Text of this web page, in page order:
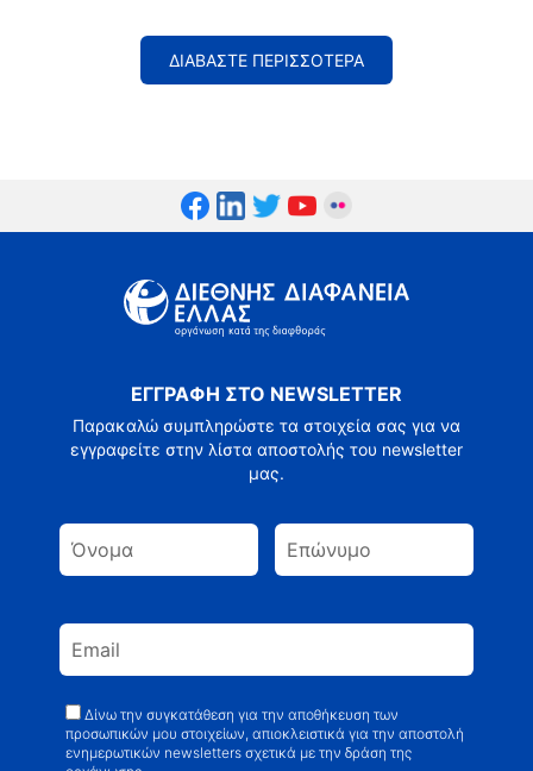
ΔΙΑΒΑΣΤΕ ΠΕΡΙΣΣΟΤΕΡΑ
ΕΓΓΡΑΦΗ ΣΤΟ NEWSLETTER
Παρακαλώ συμπληρώστε τα στοιχεία σας για να
εγγραφείτε στην λίστα αποστολής του newsletter
μας.
Δίνω την συγκατάθεση για την αποθήκευση των
προσωπικών μου στοιχείων, απιοκλειστικά για την αποστολή
ενημερωτικών newsletters σχετικά με την δράση της